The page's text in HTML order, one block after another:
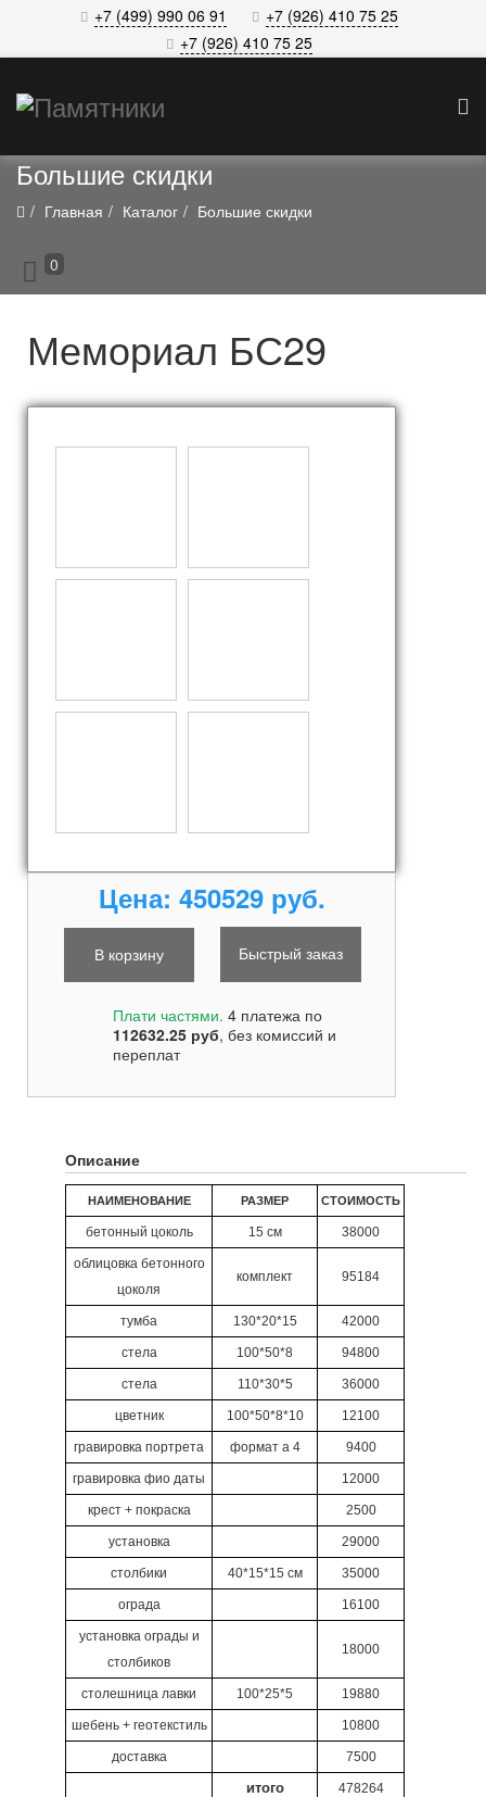
+7 (499) 990 06 91
+7 (926) 410 75 25
+7 (926) 410 75 25
Большие скидки
Главная Каталог Большие скидки
0
Мемориал БС29
Цена: 450529 руб.
Быстрый заказ
Плати частями. 4 платежа по
112632.25 руб, без комиссий и
переплат
Описание
НАИМЕНОВАНИЕ РАЗМЕР СТОИМОСТЬ
бетонный цоколь 15 см 38000
облицовка бетонного
цоколя
комплект 95184
тумба 130*20*15 42000
стела 100*50*8 94800
стела 110*30*5 36000
цветник 100*50*8*10 12100
гравировка портрета формат а 4 9400
гравировка фио даты 12000
крест + покраска 2500
установка 29000
столбики 40*15*15 см 35000
ограда 16100
установка ограды и
столбиков
18000
столешница лавки 100*25*5 19880
шебень + геотекстиль 10800
доставка 7500
итого 478264